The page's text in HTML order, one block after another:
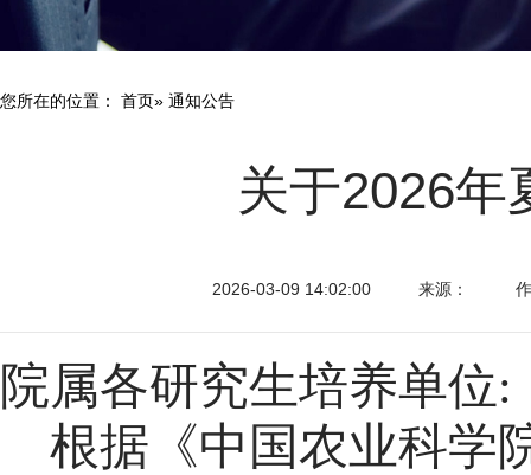
您所在的位置： 首页» 通知公告
关于2026年
2026-03-09 14:02:00 来源：
院属各研究生培养单位:
根据《中国农业科学